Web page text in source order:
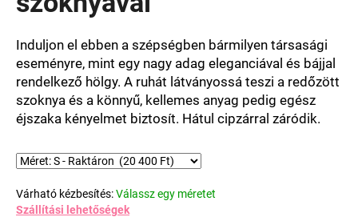
ből
csillag.
Induljon el ebben a szépségben bármilyen társasági
eseményre, mint egy nagy adag eleganciával és bájjal
rendelkező hölgy. A ruhát látványossá teszi a redőzött
szoknya és a könnyű, kellemes anyag pedig egész
éjszaka kényelmet biztosít. Hátul cipzárral záródik.
Várható kézbesítés:Válassz egy méretet
Szállítási lehetőségek